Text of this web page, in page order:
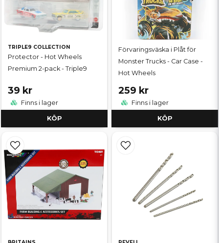
TRIPLE9 COLLECTION
Protector - Hot Wheels
Premium 2-pack - Triple9
39 kr
Finns i lager
KÖP
Förvaringsväska i Plåt för
Monster Trucks - Car Case -
Hot Wheels
259 kr
Finns i lager
KÖP